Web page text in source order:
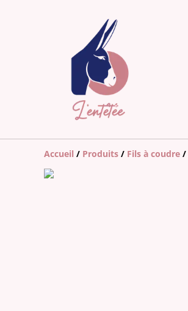
Accueil / Produits / Fils à coudre /